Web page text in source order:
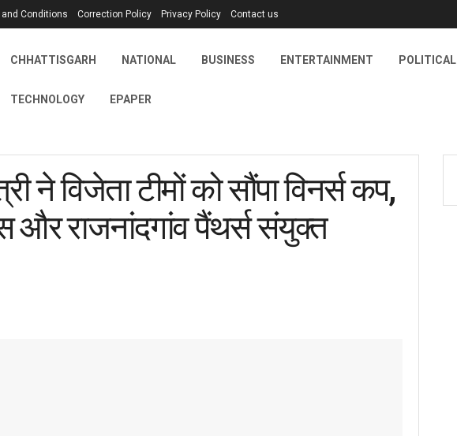
Conditions Correction Policy Privacy Policy Contact us
CHHATTISGARH NATIONAL BUSINESS ENTERTAINMENT POLITICAL
TECHNOLOGY EPAPER
ने विजेता टीमों को सौंपा विनर्स कप,
और राजनांदगांव पैंथर्स संयुक्त